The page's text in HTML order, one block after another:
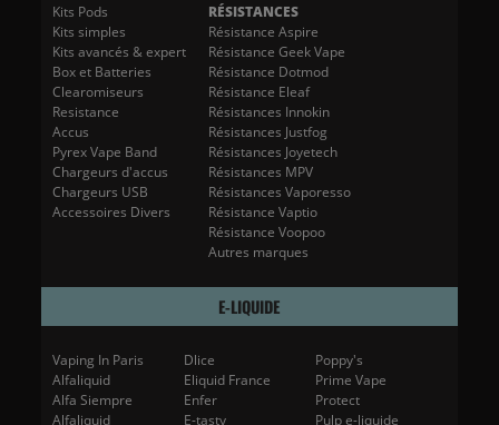
Kits Pods
Kits simples
Kits avancés & expert
Box et Batteries
Clearomiseurs
Resistance
Accus
Pyrex Vape Band
Chargeurs d'accus
Chargeurs USB
Accessoires Divers
RÉSISTANCES
Résistance Aspire
Résistance Geek Vape
Résistance Dotmod
Résistance Eleaf
Résistances Innokin
Résistances Justfog
Résistances Joyetech
Résistances MPV
Résistances Vaporesso
Résistance Vaptio
Résistance Voopoo
Autres marques
E-LIQUIDE
Vaping In Paris
Alfaliquid
Alfa Siempre
Alfaliquid
Dlice
Eliquid France
Enfer
E-tasty
Poppy's
Prime Vape
Protect
Pulp e-liquide